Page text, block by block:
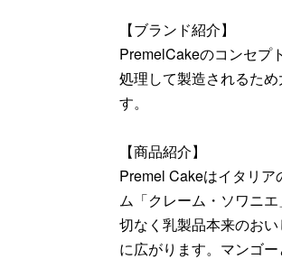
【ブランド紹介】
PremelCakeのコンセプ
処理して製造されるた
す。
【商品紹介】
Premel Cakeはイタリ
ム「クレーム・ソワニ
切なく乳製品本来のお
に広がります。マンゴ